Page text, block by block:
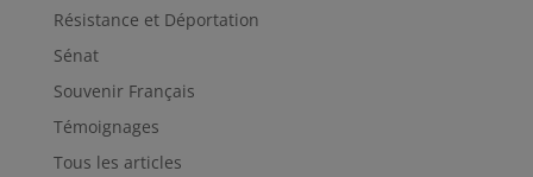
Résistance et Déportation
Sénat
Souvenir Français
Témoignages
Tous les articles